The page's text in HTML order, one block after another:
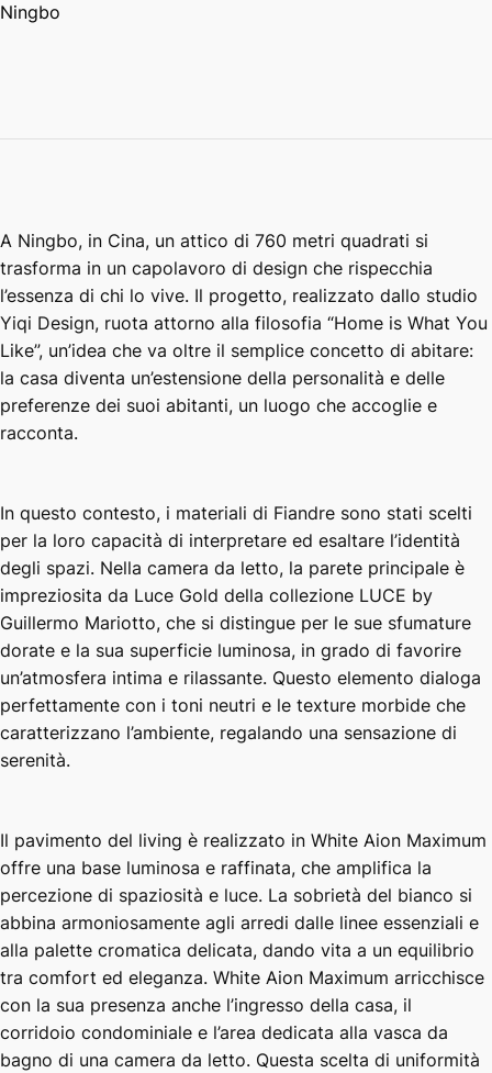
Ningbo
A Ningbo, in Cina, un attico di 760 metri quadrati si
trasforma in un capolavoro di design che rispecchia
l’essenza di chi lo vive. Il progetto, realizzato dallo studio
Yiqi Design, ruota attorno alla filosofia “Home is What You
Like”, un’idea che va oltre il semplice concetto di abitare:
la casa diventa un’estensione della personalità e delle
preferenze dei suoi abitanti, un luogo che accoglie e
racconta.
In questo contesto, i materiali di Fiandre sono stati scelti
per la loro capacità di interpretare ed esaltare l’identità
degli spazi. Nella camera da letto, la parete principale è
impreziosita da Luce Gold della collezione LUCE by
Guillermo Mariotto, che si distingue per le sue sfumature
dorate e la sua superficie luminosa, in grado di favorire
un’atmosfera intima e rilassante. Questo elemento dialoga
perfettamente con i toni neutri e le texture morbide che
caratterizzano l’ambiente, regalando una sensazione di
serenità.
Il pavimento del living è realizzato in White Aion Maximum
offre una base luminosa e raffinata, che amplifica la
percezione di spaziosità e luce. La sobrietà del bianco si
abbina armoniosamente agli arredi dalle linee essenziali e
alla palette cromatica delicata, dando vita a un equilibrio
tra comfort ed eleganza. White Aion Maximum arricchisce
con la sua presenza anche l’ingresso della casa, il
corridoio condominiale e l’area dedicata alla vasca da
bagno di una camera da letto. Questa scelta di uniformità